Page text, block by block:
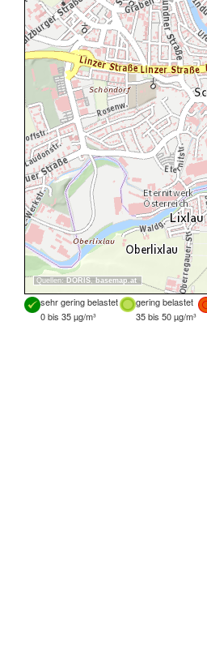
Quellen: DORIS, basemap.at
sehr gering belastet gering belastet
0 bis 35 µg/m³
35 bis 50 µg/m³